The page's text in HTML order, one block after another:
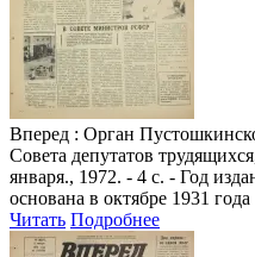
Вперед : Орган
Совета депутатов
января., 1972. - 4 с. - Год
основана в октябре 1931 года
Читать Подробнее